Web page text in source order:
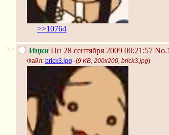
>>10764
>> Ицки Пн 28 сентября 2009 00:21:57
Файл: brick3.jpg -(9 KB, 200x200, brick3.jpg)